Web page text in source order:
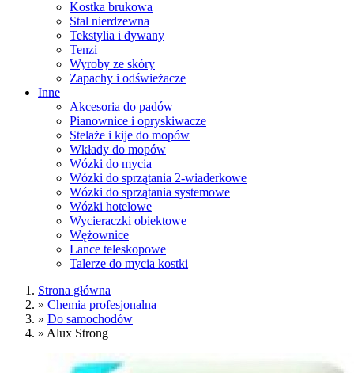
Kostka brukowa
Stal nierdzewna
Tekstylia i dywany
Tenzi
Wyroby ze skóry
Zapachy i odświeżacze
Inne
Akcesoria do padów
Pianownice i opryskiwacze
Stelaże i kije do mopów
Wkłady do mopów
Wózki do mycia
Wózki do sprzątania 2-wiaderkowe
Wózki do sprzątania systemowe
Wózki hotelowe
Wycieraczki obiektowe
Wężownice
Lance teleskopowe
Talerze do mycia kostki
Strona główna
» Chemia profesjonalna
» Do samochodów
» Alux Strong